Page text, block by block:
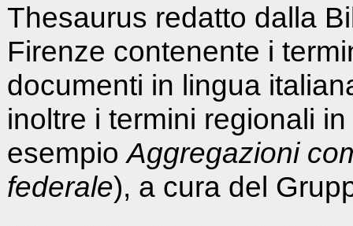
Thesaurus redatto dalla
Firenze contenente i
documenti in lingua
inoltre i termini regionali
esempioAggregazioni
federale), a cura del